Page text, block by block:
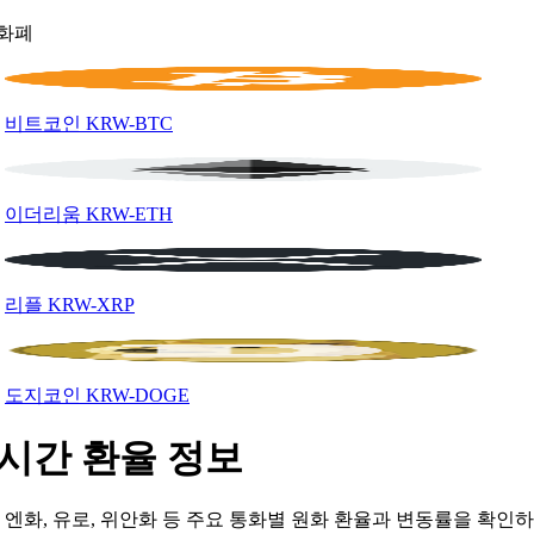
폐
비트코인 KRW-BTC
이더리움 KRW-ETH
리플 KRW-XRP
도지코인 KRW-DOGE
간 환율 정보
엔화, 유로, 위안화 등 주요 통화별 원화 환율과 변동률을 확인